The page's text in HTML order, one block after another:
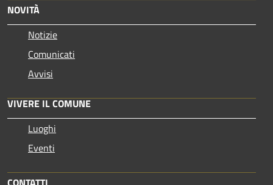
NOVITÀ
Notizie
Comunicati
Avvisi
VIVERE IL COMUNE
Luoghi
Eventi